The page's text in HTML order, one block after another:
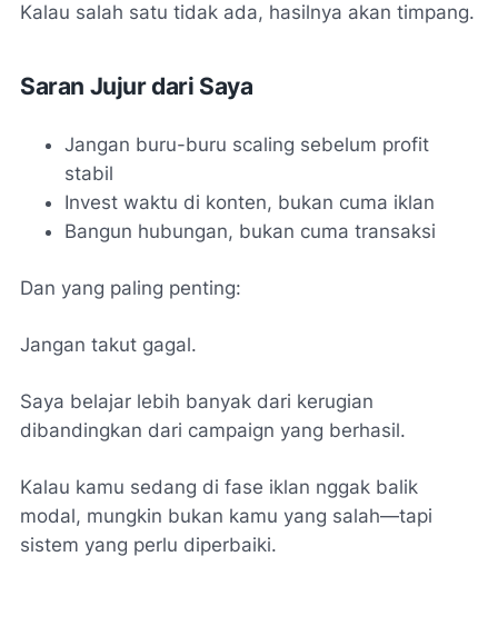
Kalau salah satu tidak ada, hasilnya akan timpang.
Saran Jujur dari Saya
Jangan buru-buru scaling sebelum profit
stabil
Invest waktu di konten, bukan cuma iklan
Bangun hubungan, bukan cuma transaksi
Dan yang paling penting:
Jangan takut gagal.
Saya belajar lebih banyak dari kerugian
dibandingkan dari campaign yang berhasil.
Kalau kamu sedang di fase iklan nggak balik
modal, mungkin bukan kamu yang salah—tapi
sistem yang perlu diperbaiki.